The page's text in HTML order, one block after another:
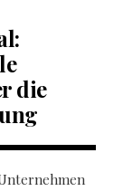
die